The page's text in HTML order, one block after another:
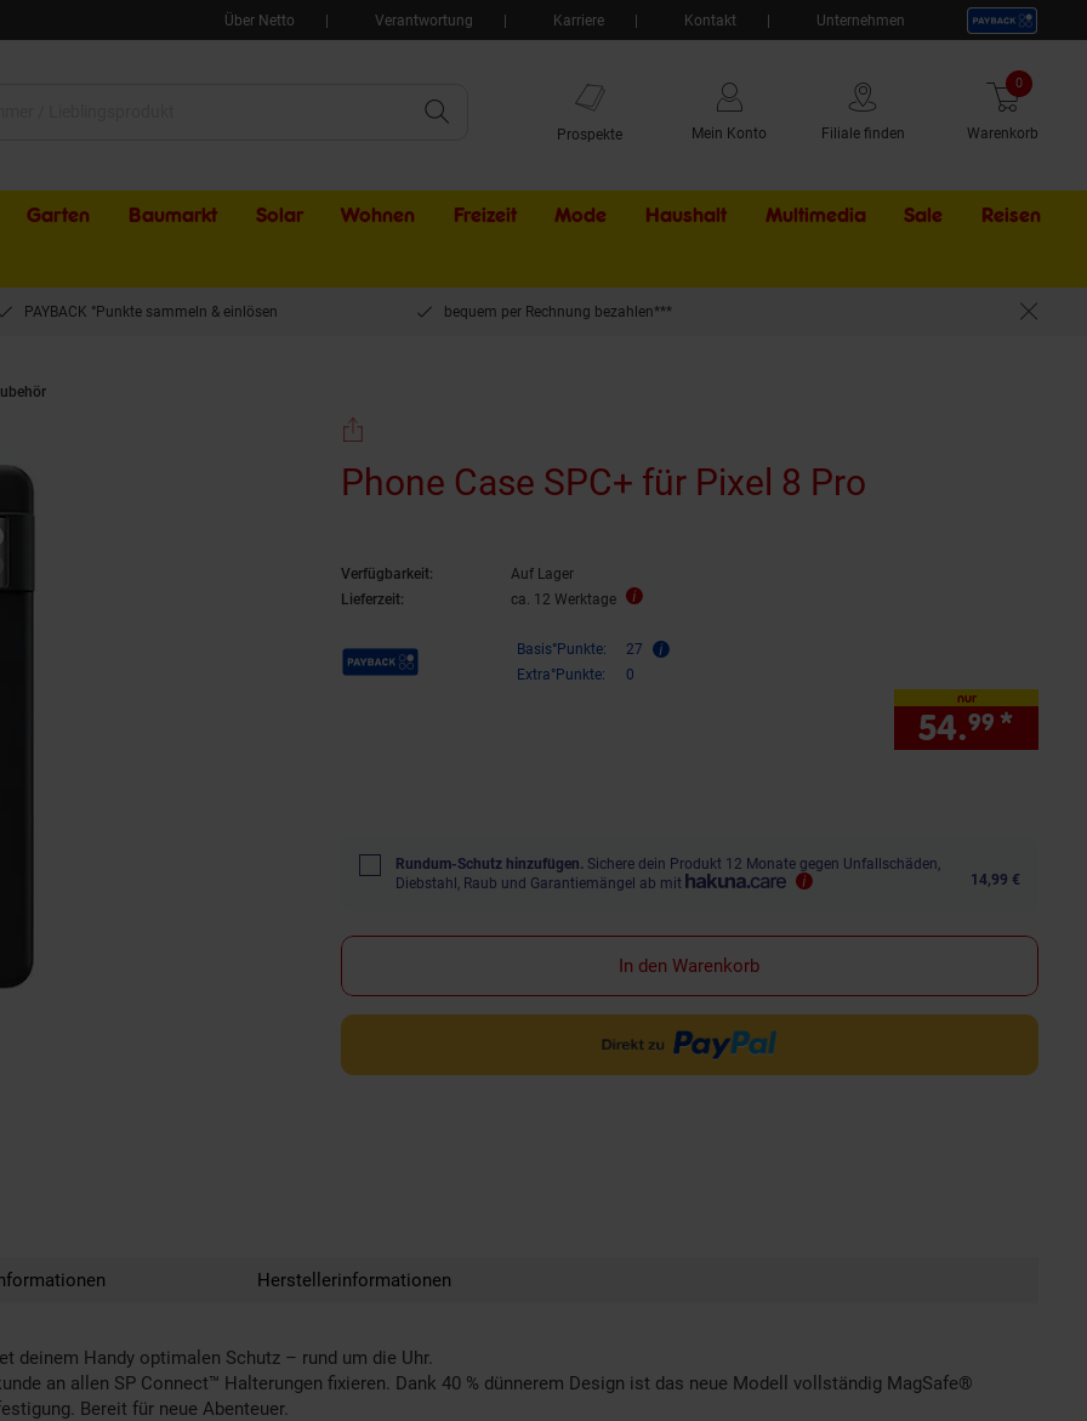
Über Netto Verantwortung Karriere Kontakt Unternehmen
Prospekte Mein Konto Filiale finden Warenkorb
0 Artikel
Garten Baumarkt Solar Wohnen Freizeit Mode Haushalt Multimedia Sale Externer
Reisen
PAYBACK °Punkte sammeln & einlösen bequem per Rechnung bezahlen***
Phone Case SPC+ für Pixel 8 Pro
Verfügbarkeit:
Auf Lager
Lieferzeit:
ca. 12 Werktage
Payback Punkte Basis°Punkte:
27
Extra°Punkte:
0
nur
54.99 *
Rundum-Schutz hinzufügen. Sichere dein Produkt 12 Monate gegen Unfallschäden,
Diebstahl, Raub und Garantiemängel ab mit
14,99 €
In den Warenkorb
Herstellerinformationen
deinem Handy optimalen Schutz – rund um die Uhr.
an allen SP Connect™ Halterungen fixieren. Dank 40 % dünnerem Design ist das neue Modell vollständig MagSafe®
Bereit für neue Abenteuer.